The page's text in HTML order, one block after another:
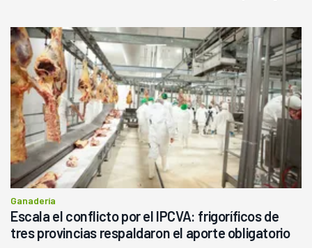
Ganadería
Escala el conflicto por el IPCVA: frigoríficos de
tres provincias respaldaron el aporte obligatorio